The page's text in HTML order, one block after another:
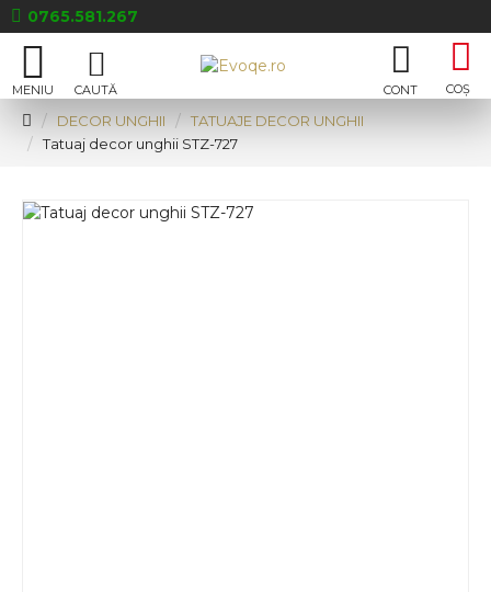
0765.581.267
DECOR UNGHII
TATUAJE DECOR UNGHII
Tatuaj decor unghii STZ-727